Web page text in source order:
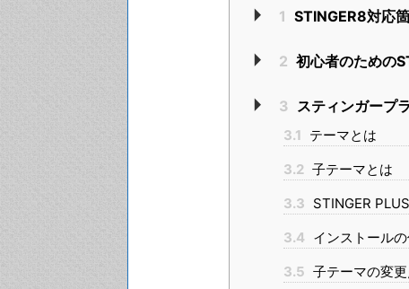
1 STINGER8対応
2 初心者のための
3 スティンガープ
3.1 テーマとは
3.2 子テーマとは
3.3 STINGER
3.4 インストール
3.5 子テーマの変